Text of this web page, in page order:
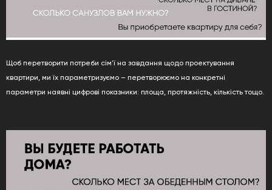
Щоб перетворити потреби сім'ї на завдання щодо проектування
квартири, ми їх параметризуємо – перетворюємо на конкретні
параметри наявні цифрові показники: площа, протяжність, кількість тощо.